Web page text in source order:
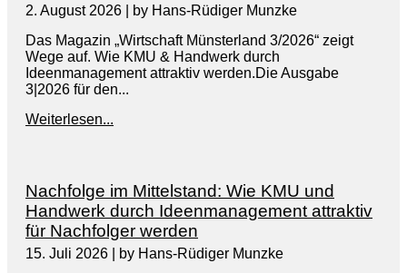
2. August 2026
by Hans-Rüdiger Munzke
Das Magazin „Wirtschaft Münsterland 3/2026“ zeigt
Wege auf. Wie KMU & Handwerk durch
Ideenmanagement attraktiv werden.Die Ausgabe
3|2026 für den...
Weiterlesen...
Nachfolge im Mittelstand: Wie KMU und
Handwerk durch Ideenmanagement attraktiv
für Nachfolger werden
15. Juli 2026
by Hans-Rüdiger Munzke